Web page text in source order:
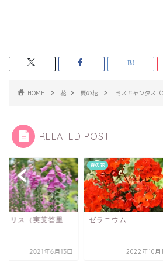
HOME 花 夏の花 ミスキャンタス（
RELATED POST
タリス（実芰答里
2021年6月13日
春の花
ゼラニウム
2022年10月